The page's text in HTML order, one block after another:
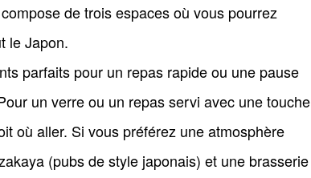
de trois espaces où vous pourrez
le Japon.
parfaits pour un repas rapide ou une pause
un verre ou un repas servi avec une touche
où aller. Si vous préférez une atmosphère
(pubs de style japonais) et une brasserie